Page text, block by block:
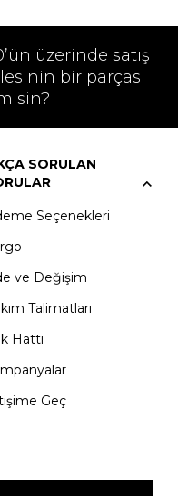
üzerinde satış
bir parçası
SORULAN
Seçenekleri
ve Değişim
Talimatları
Hattı
Geç